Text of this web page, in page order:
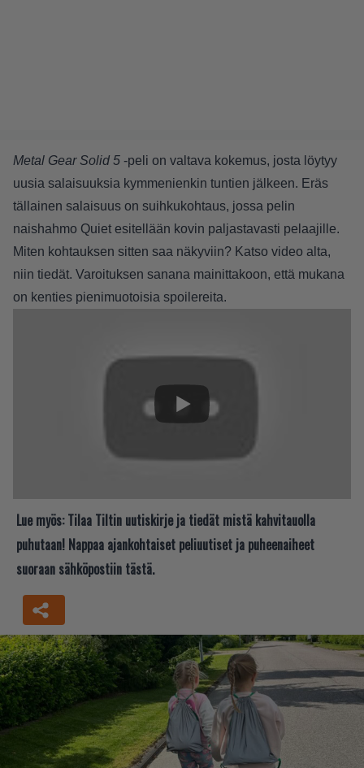
Metal Gear Solid 5 -peli on valtava kokemus, josta löytyy
uusia salaisuuksia kymmenienkin tuntien jälkeen. Eräs
tällainen salaisuus on suihkukohtaus, jossa pelin
naishahmo Quiet esitellään kovin paljastavasti pelaajille.
Miten kohtauksen sitten saa näkyviin? Katso video alta,
niin tiedät. Varoituksen sanana mainittakoon, että mukana
on kenties pienimuotoisia spoilereita.
Lue myös: Tilaa Tiltin uutiskirje ja tiedät mistä kahvitauolla
puhutaan! Nappaa ajankohtaiset peliuutiset ja puheenaiheet
suoraan sähköpostiin tästä.